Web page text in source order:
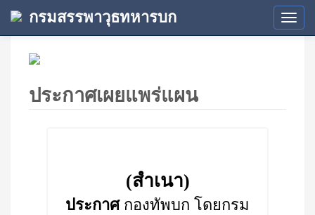
กรมสรรพาวุธทหารบก
ประกาศเผยแพร่แผน
(สำเนา)
ประกาศกองทัพบก โดยกรม